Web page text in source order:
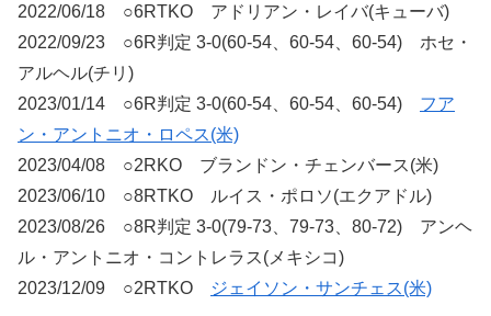
2022/06/18 ○6RTKO アドリアン・レイバ(キューバ)
2022/09/23 ○6R判定 3-0(60-54、60-54、60-54) ホセ・
アルヘル(チリ)
2023/01/14 ○6R判定 3-0(60-54、60-54、60-54) フア
ン・アントニオ・ロペス(米)
2023/04/08 ○2RKO ブランドン・チェンバース(米)
2023/06/10 ○8RTKO ルイス・ポロソ(エクアドル)
2023/08/26 ○8R判定 3-0(79-73、79-73、80-72) アンヘ
ル・アントニオ・コントレラス(メキシコ)
2023/12/09 ○2RTKO
ジェイソン・サンチェス(米)